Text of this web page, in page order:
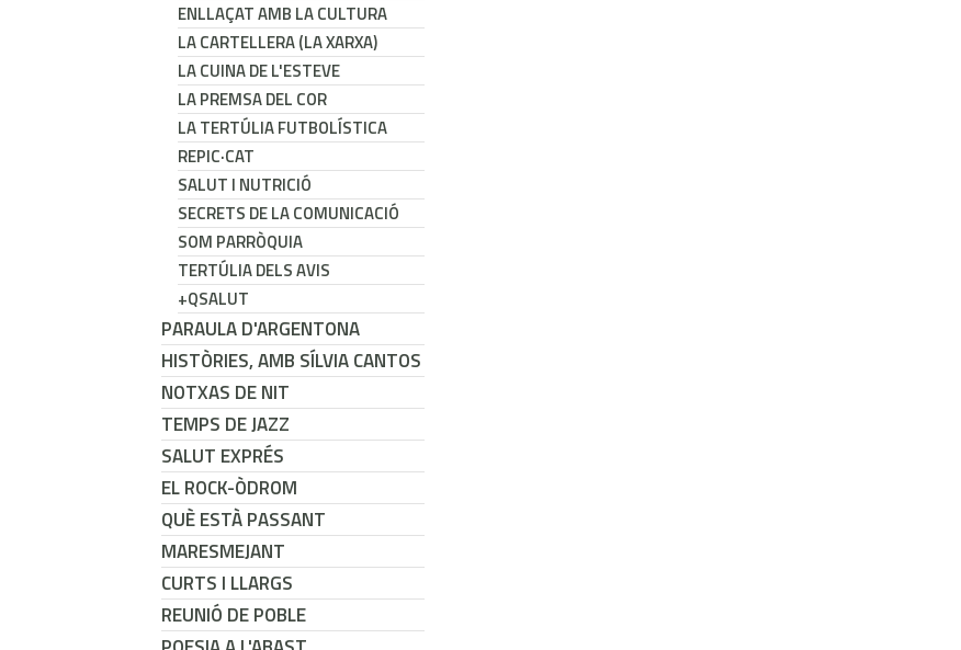
ENLLAÇAT AMB LA CULTURA
LA CARTELLERA (LA XARXA)
LA CUINA DE L'ESTEVE
LA PREMSA DEL COR
LA TERTÚLIA FUTBOLÍSTICA
REPIC·CAT
SALUT I NUTRICIÓ
SECRETS DE LA COMUNICACIÓ
SOM PARRÒQUIA
TERTÚLIA DELS AVIS
+QSALUT
PARAULA D'ARGENTONA
HISTÒRIES, AMB SÍLVIA CANTOS
NOTXAS DE NIT
TEMPS DE JAZZ
SALUT EXPRÉS
EL ROCK-ÒDROM
QUÈ ESTÀ PASSANT
MARESMEJANT
CURTS I LLARGS
REUNIÓ DE POBLE